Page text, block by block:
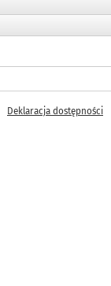
Deklaracja dostępności